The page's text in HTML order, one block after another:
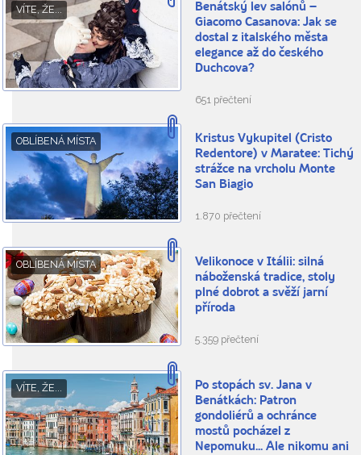
VÍTE, ŽE...
Benátský lev salónů –
Giacomo Casanova: Jak se
dostal z italského města
elegance až do českého
Duchcova?
651 přečtení
OBLÍBENÁ MÍSTA
Kristus Vykupitel (Cristo
Redentore) v Maratee: Tichý
strážce na vrcholu Monte
San Biagio
1.870 přečtení
OBLÍBENÁ MÍSTA
Velikonoce v Itálii: silná
náboženská tradice, stoly
plné dobrot a svěží jarní
příroda
5.359 přečtení
VÍTE, ŽE...
Po stopách sv. Jana v
Benátkách: Patron
gondoliérů a ochránce
mostů pocházel z
Nepomuku... Ale nikomu ani